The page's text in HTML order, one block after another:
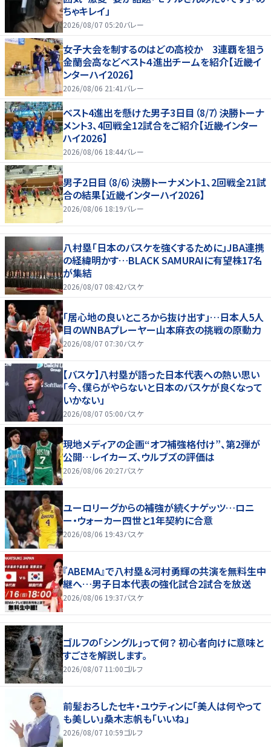
ちゃキレイ」
2026/08/07 05:20バレー
女子大会を制するのはどの高校か 3連覇を狙う
金蘭会高などベスト４進出チームを紹介【近畿イ
ンターハイ2026】
2026/08/06 21:41 バレー
ベスト4進出を懸けた男子3日目（8/7）決勝トーナ
メント3、4回戦全12試合をご紹介【近畿インター
ハイ2026】
2026/08/06 18:44バレー
男子2日目（8/6）決勝トーナメント1、2回戦全21試
合の結果【近畿インターハイ2026】
2026/08/06 18:19バレー
八村塁「日本のバスケを強くするために」JBA連携
の経緯明かす…BLACK SAMURAIに有望株17名
が集結
2026/08/07 08:42バスケ
「居心地の良いところから抜け出す」…日本人5人
目のWNBAプレーヤー山本麻衣の挑戦の原動力
2026/08/07 07:30バスケ
【バスケ】八村塁が語った日本代表への熱い思い
「今、僕らがやらないと日本のバスケが良くなって
いかない」
2026/08/07 05:00バスケ
現地メディアの企画“オフ補強格付け”、第2弾が
公開…レイカーズ、ウルブズの評価は
2026/08/06 20:27バスケ
ユーロリーグからの補強が続くナゲッツ…ロニ
ー・ウォーカー四世と1年契約に合意
2026/08/06 19:43バスケ
『ABEMA』で八村塁＆河村勇輝の共演を無料生中
継へ…男子日本代表の強化試合2試合を放送
2026/08/06 19:37バスケ
ゴルフの「シングル」って何？ 初心者向けに意味と
すごさを解説します。
2026/08/07 11:00ゴルフ
前髪おろしたセキ・ユウティンに「美人は何やって
も美しい」桑木志帆も「いいね」
2026/08/07 10:59ゴルフ